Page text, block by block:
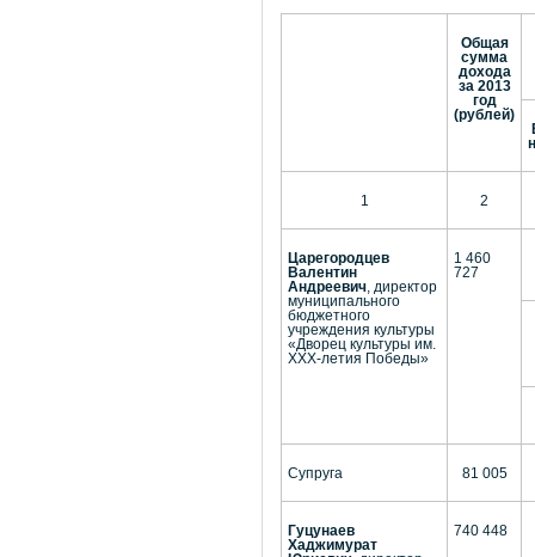
Общая
сумма
дохода
за 2013
год
(рублей)
1 2
Царегородцев
Валентин
Андреевич , директор
муниципального
бюджетного
учреждения культуры
«Дворец культуры им.
ХХХ-летия Победы»
1 460
727
Супруга 81 005
Гуцунаев
Хаджимурат
740 448